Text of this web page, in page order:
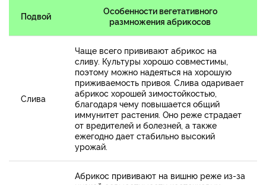
Подвой
Особенности вегетативного
размножения абрикосов
Слива
Чаще всего прививают абрикос на
сливу. Культуры хорошо совместимы,
поэтому можно надеяться на хорошую
приживаемость привоя. Слива одаривает
абрикос хорошей зимостойкостью,
благодаря чему повышается общий
иммунитет растения. Оно реже страдает
от вредителей и болезней, а также
ежегодно дает стабильно высокий
урожай.
Абрикос прививают на вишню реже из-за